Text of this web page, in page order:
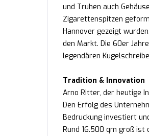
und Truhen auch
Zigarettenspitzen
Hannover gezeigt
den Markt. Die 60er
legendären
Tradition & Innovation
Arno Ritter, der heutige
Den Erfolg des
Bedruckung investiert
Rund 16.500 qm groß